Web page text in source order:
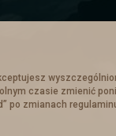
czasie zmienić
po zmianach